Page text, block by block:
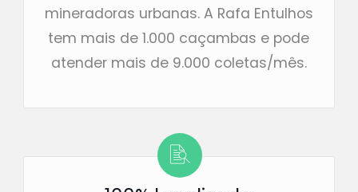
mineradoras urbanas. A Rafa Entulhos
tem mais de 1.000 caçambas e pode
atender mais de 9.000 coletas/mês.